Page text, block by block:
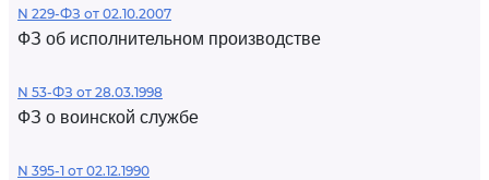
N 229-ФЗ от 02.10.2007
ФЗ об исполнительном производстве
N 53-ФЗ от 28.03.1998
ФЗ о воинской службе
N 395-1 от 02.12.1990